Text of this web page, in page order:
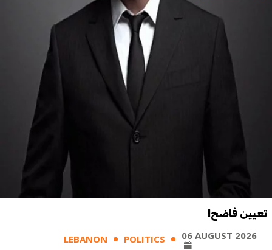
تعيين فاضح!
LEBANON POLITICS 06 AUGUST 2026